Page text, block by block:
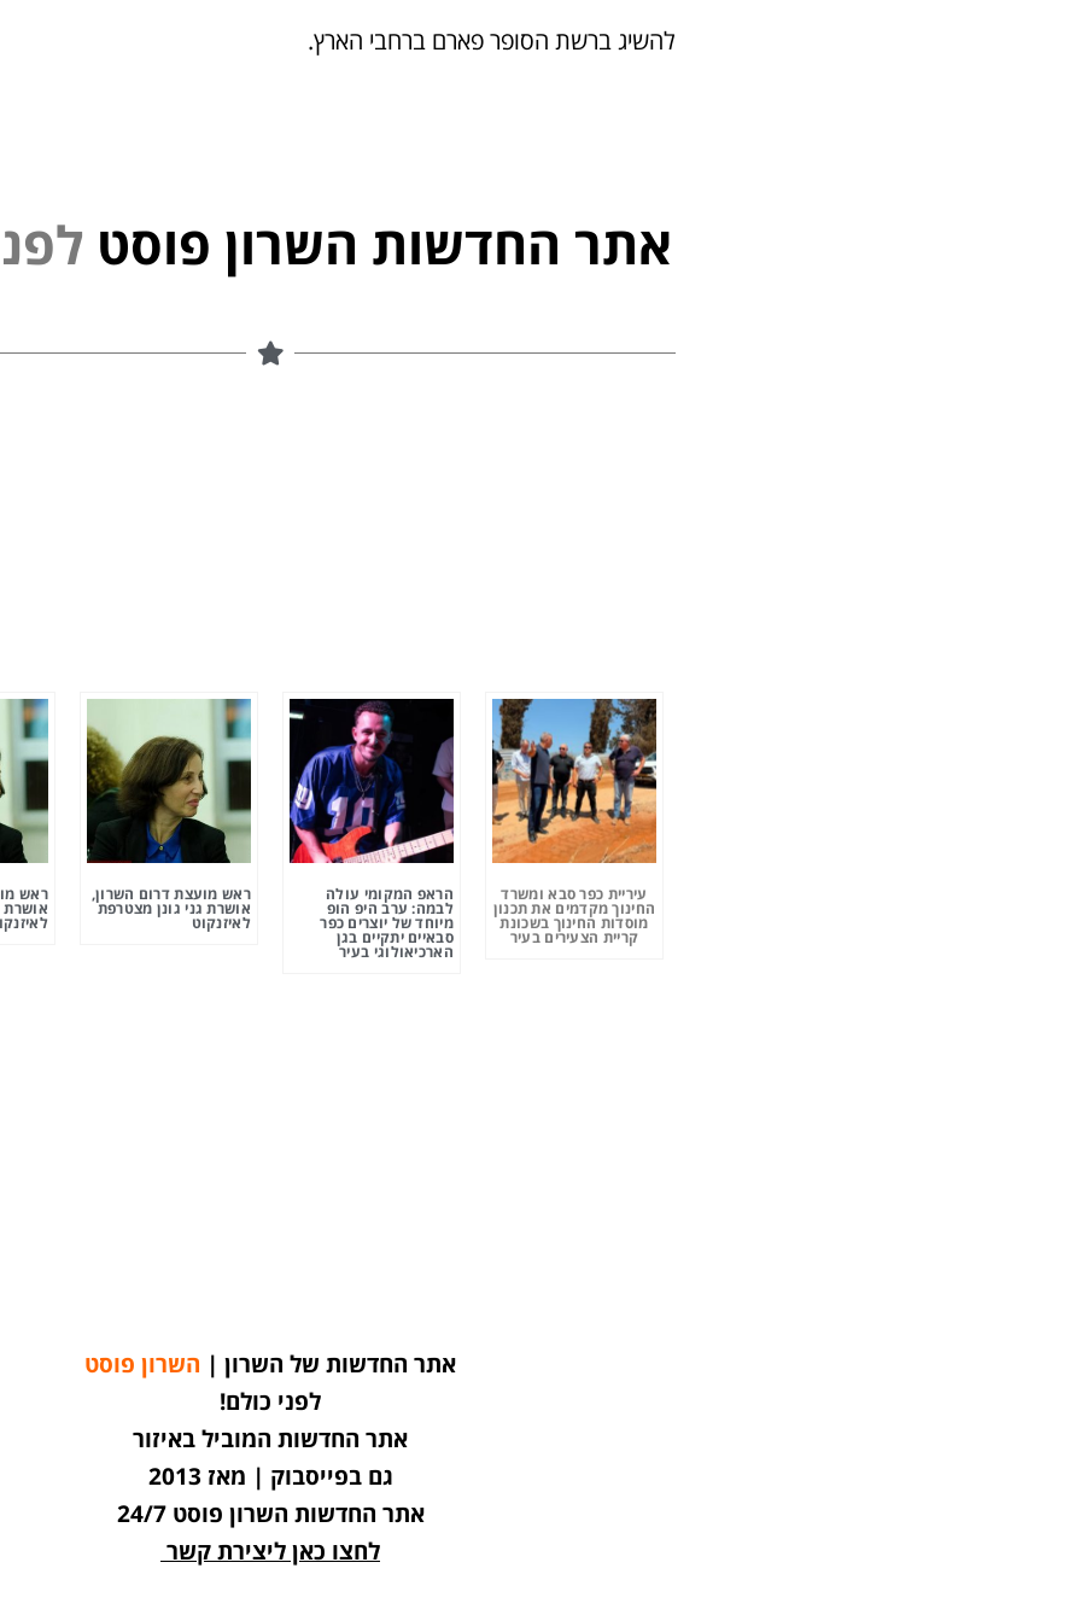
להשיג ברשת הסופר פארם ברחבי הארץ.
אתר החדשות השרון פוסט ל פנ
עיריית כפר סבא ומשרד
החינוך מקדמים את תכנון
מוסדות החינוך בשכונת
קריית הצעירים בעיר
הראפ המקומי עולה
לבמה: ערב היפ הופ
מיוחד של יוצרים כפר
סבאיים יתקיים בגן
הארכיאולוגי בעיר
ראש מועצת דרום השרון,
אושרת גני גונן מצטרפת
לאיזנקוט
ראש
אושרת
אתר החדשות של השרון | השרון פוסט
לפני כולם!
אתר החדשות המוביל באיזור
גם בפייסבוק | מאז 2013
אתר החדשות השרון פוסט 24/7
לחצו כאן ליצירת קשר